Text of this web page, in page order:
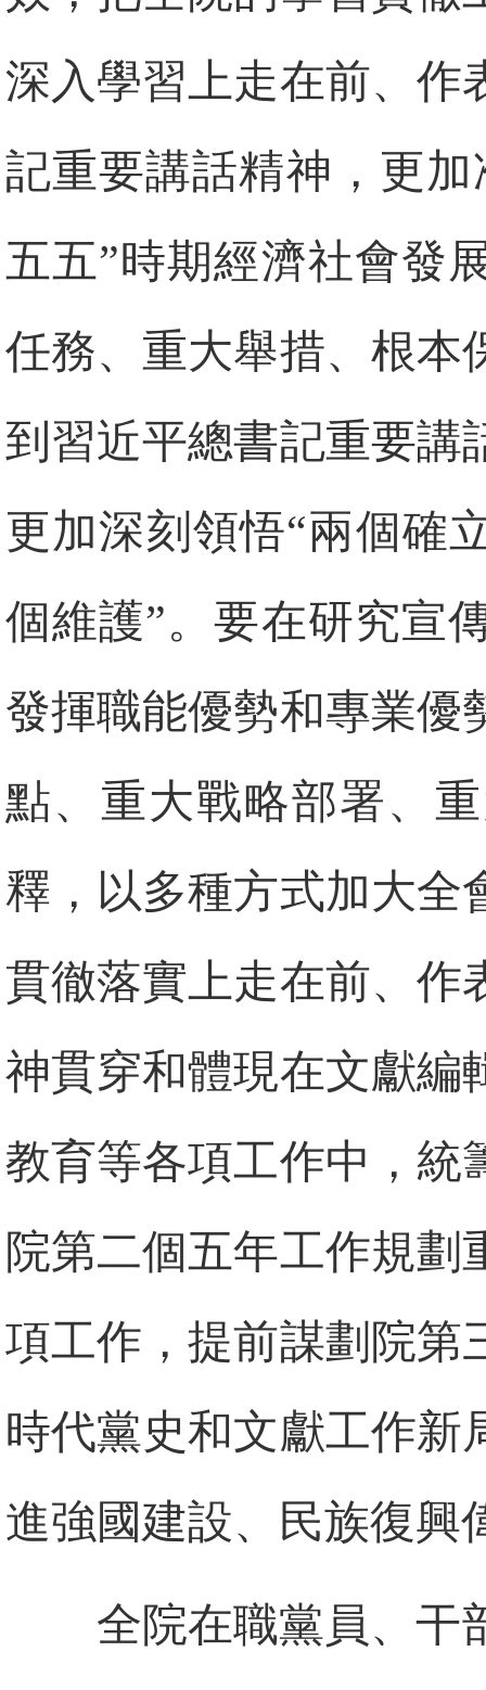
深入學習上走在前、作
記重要講話精神，更
五五”時期經濟社會發
任務、重大舉措、根本
到習近平總書記重要講
更加深刻領悟“兩個確
個維護”。要在研究宣
發揮職能優勢和專業優
點、重大戰略部署、
釋，以多種方式加大全
貫徹落實上走在前、作
神貫穿和體現在文獻編
教育等各項工作中，統
院第二個五年工作規劃
項工作，提前謀劃院第
時代黨史和文獻工作新
進強國建設、民族復興
全院在職黨員、干